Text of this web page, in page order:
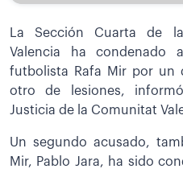
La Sección Cuarta de
Valencia ha
futbolista Rafa Mir por un
otro de lesiones,
Justicia de la Comunitat
Un segundo acusado,
Mir, Pablo Jara, ha sido